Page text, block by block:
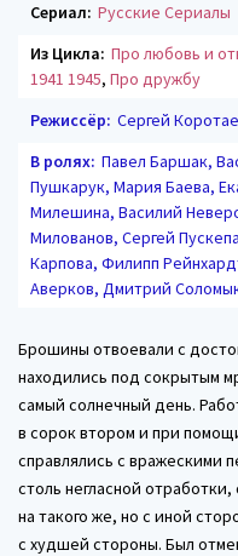
Сериал: Русские Сериалы
Из Цикла: Про любовь и
1941 1945, Про дружбу
Режиссёр: Сергей
В ролях: Павел Баршак,
Пушкарук, Мария Баева,
Милешина, Василий
Милованов, Сергей
Карпова, Филипп
Аверков, Дмитрий
Брошины отвоевали с
находились под сокрытым
самый солнечный день.
в сорок втором и при
справлялись с вражескими
столь негласной
на такого же, но с иной
с худшей стороны. Был